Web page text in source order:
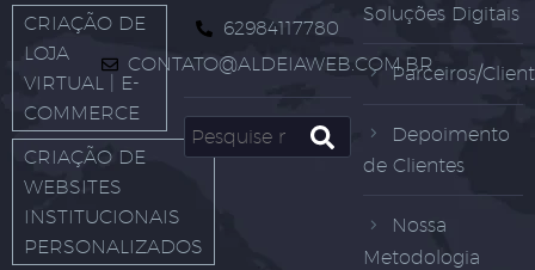
CRIAÇÃO DE
LOJA
VIRTUAL | E-
COMMERCE
CRIAÇÃO DE
WEBSITES
INSTITUCIONAIS
PERSONALIZADOS
62984117780
CONTATO@ALDEIAWEB.COM.BR
Soluções Digitais
Parceiros/
Depoimento
de Clientes
Nossa
Metodologia